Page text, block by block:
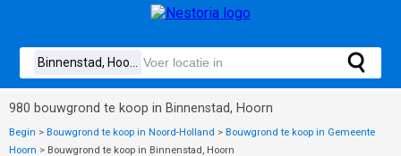
980 bouwgrond te koop in Binnenstad, Hoorn
Begin > Bouwgrond te koop in Noord-Holland > Bouwgrond te koop in Gemeente
Hoorn > Bouwgrond te koop in Binnenstad, Hoorn